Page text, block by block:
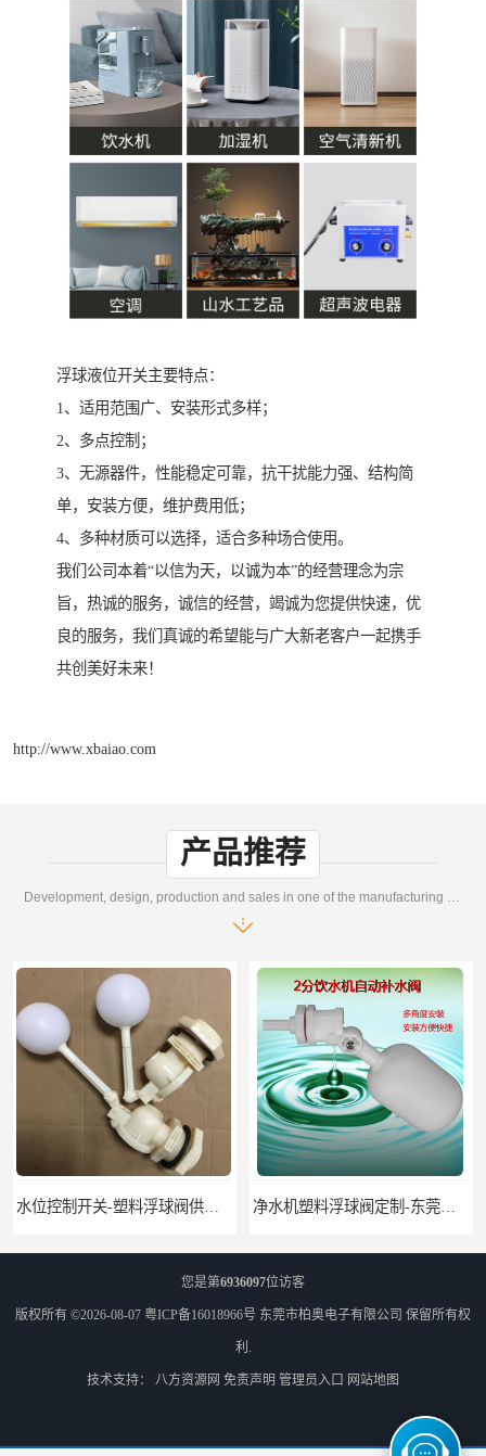
浮球液位开关主要特点：
1、适用范围广、安装形式多样；
2、多点控制；
3、无源器件，性能稳定可靠，抗干扰能力强、结构简
单，安装方便，维护费用低；
4、多种材质可以选择，适合多种场合使用。
我们公司本着“以信为天，以诚为本”的经营理念为宗
旨，热诚的服务，诚信的经营，竭诚为您提供快速，优
良的服务，我们真诚的希望能与广大新老客户一起携手
共创美好未来！
http://www.xbaiao.com
产品推荐
Development, design, production and sales in one of the manufacturing enterprises
水位控制开关-塑料浮球阀供应-柏奥 净水机塑料浮球阀定制-东莞塑料浮球阀生产厂家
您是第6936097位访客
版权所有 ©2026-08-07 粤ICP备16018966号 东莞市柏奥电子有限公司 保留所有权
利.
技术支持： 八方资源网 免责声明 管理员入口 网站地图